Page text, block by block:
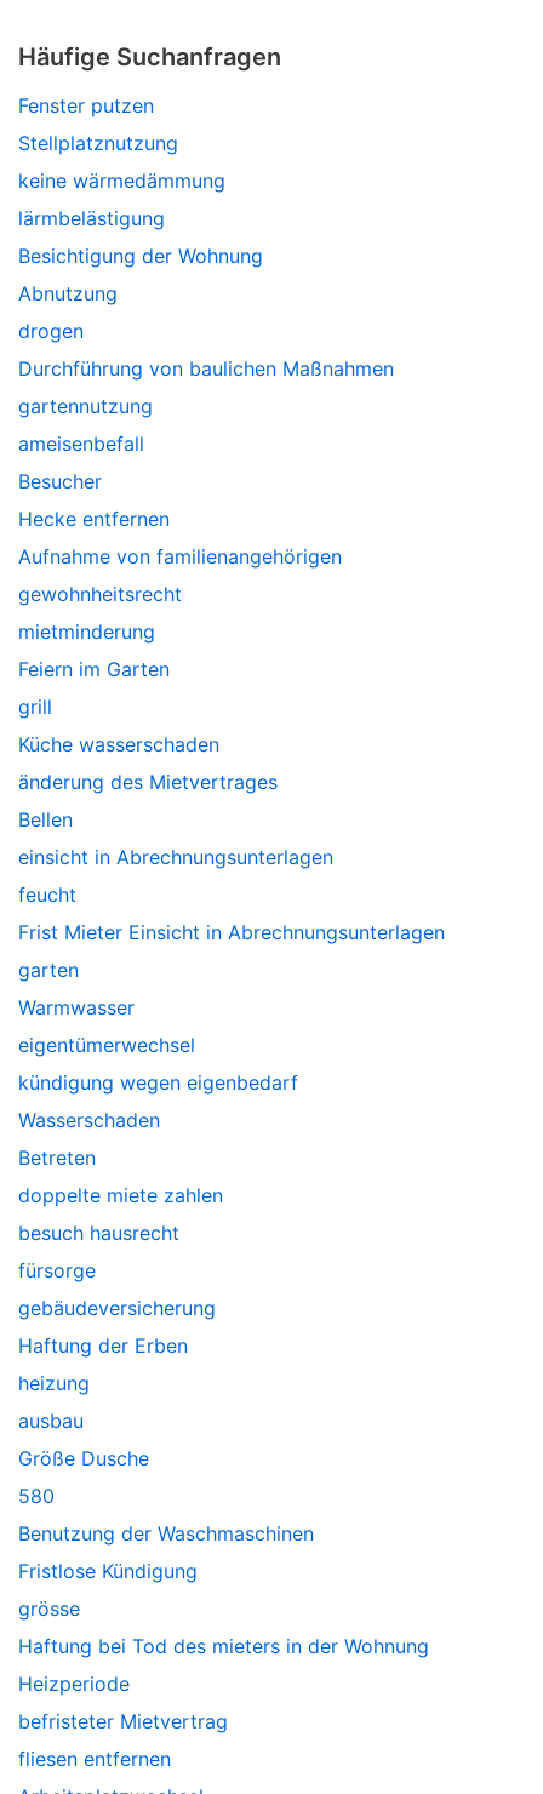
Häufige Suchanfragen
Fenster putzen
Stellplatznutzung
keine wärmedämmung
lärmbelästigung
Besichtigung der Wohnung
Abnutzung
drogen
Durchführung von baulichen Maßnahmen
gartennutzung
ameisenbefall
Besucher
Hecke entfernen
Aufnahme von familienangehörigen
gewohnheitsrecht
mietminderung
Feiern im Garten
grill
Küche wasserschaden
änderung des Mietvertrages
Bellen
einsicht in Abrechnungsunterlagen
feucht
Frist Mieter Einsicht in Abrechnungsunterlagen
garten
Warmwasser
eigentümerwechsel
kündigung wegen eigenbedarf
Wasserschaden
Betreten
doppelte miete zahlen
besuch hausrecht
fürsorge
gebäudeversicherung
Haftung der Erben
heizung
ausbau
Größe Dusche
580
Benutzung der Waschmaschinen
Fristlose Kündigung
grösse
Haftung bei Tod des mieters in der Wohnung
Heizperiode
befristeter Mietvertrag
fliesen entfernen